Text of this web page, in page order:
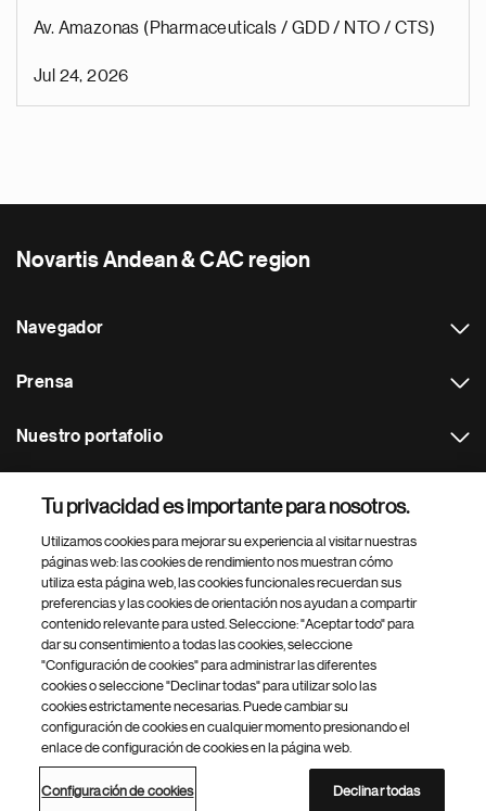
Av. Amazonas (Pharmaceuticals / GDD / NTO / CTS)
Jul 24, 2026
Novartis Andean & CAC region
Navegador
Prensa
Nuestro portafolio
Footer Site Search
inferior
del
© 2026 Novartis AG
Política de privacidad Términos de uso
Accesibilidad
Configuración de cookies
Mapa del sitio
Tu privacidad es importante para nosotros.
Utilizamos cookies para mejorar su experiencia al visitar nuestras
páginas web: las cookies de rendimiento nos muestran cómo
utiliza esta página web, las cookies funcionales recuerdan sus
preferencias y las cookies de orientación nos ayudan a compartir
contenido relevante para usted. Seleccione: "Aceptar todo" para
dar su consentimiento a todas las cookies, seleccione
"Configuración de cookies" para administrar las diferentes
cookies o seleccione "Declinar todas" para utilizar solo las
cookies estrictamente necesarias. Puede cambiar su
configuración de cookies en cualquier momento presionando el
enlace de configuración de cookies en la página web.
Configuración de cookies Declinar todas